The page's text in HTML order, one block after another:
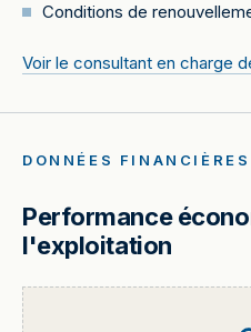
Conditions de
Voir le consultant en charge
DONNÉES FINANCIÈRES
Performance
l'exploitation